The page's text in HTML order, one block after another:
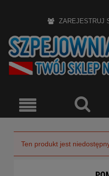
ZAREJESTRUJ
Ten produkt jest